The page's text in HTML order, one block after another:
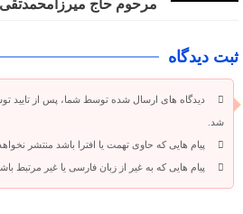
مرحوم حاج میرزامحمدتقی
ثبت دیدگاه
دیدگاه های ارسال شده توسط شما، پس از تایید
شد.
پیام هایی که حاوی تهمت یا افترا باشد منتشر
پیام هایی که به غیر از زبان فارسی یا غیر مرتبط